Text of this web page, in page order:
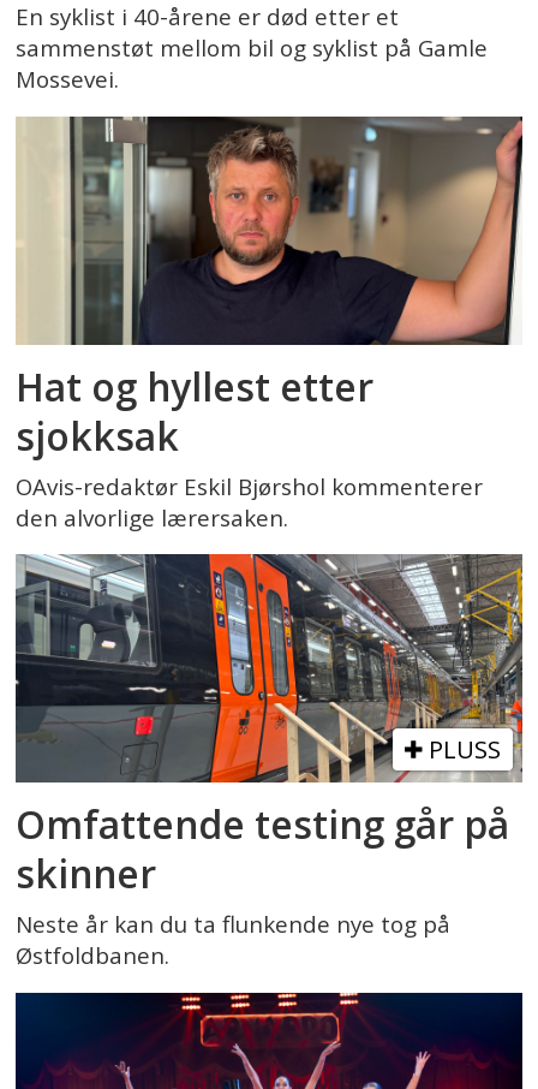
En syklist i 40-årene er død etter et
sammenstøt mellom bil og syklist på Gamle
Mossevei.
Hat og hyllest etter
sjokksak
OAvis-redaktør Eskil Bjørshol kommenterer
den alvorlige lærersaken.
PLUSS
Omfattende testing går på
skinner
Neste år kan du ta flunkende nye tog på
Østfoldbanen.